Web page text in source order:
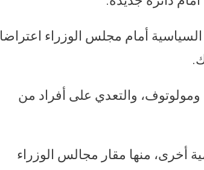
اعتصام القوى السياسية أمام مجلس الوزراء اعتراضا
والتعدي على أفراد من
أخرى، منها مقار مجالس الوزراء